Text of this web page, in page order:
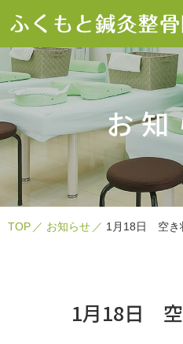
お
TOP お知らせ 1月18日 空
1月18日